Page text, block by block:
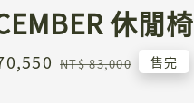
休閒椅
Regular
NT$ 83,000 售完